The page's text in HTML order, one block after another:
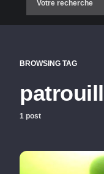
BROWSING TAG
1 post